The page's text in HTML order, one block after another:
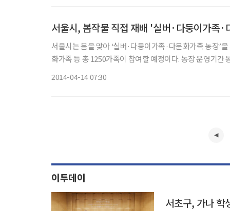
서울시, 봄작물 직접 재배 '실버·다둥이가족·
서울시는 봄을 맞아 ‘실버·다둥이가족·다문화가족 농장’을 개장한다고 밝혔다. 올해 다문화가족 농장에는 실버·다둥이가족·다문
화가족 등 총 1250가족이 참여할 예정이다. 농장 운영기간 동안, 참여회원들은 봄에 재배하는 농작물 재배교육을 받고 봄작물을 직
2014-04-14 07:30
이투데이
서초구, 가나 학